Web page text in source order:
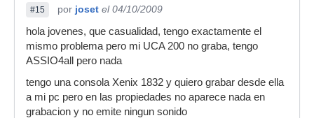
#15 por joset el 04/10/2009
hola jovenes, que casualidad, tengo exactamente el
mismo problema pero mi UCA 200 no graba, tengo
ASSIO4all pero nada
tengo una consola Xenix 1832 y quiero grabar desde ella
a mi pc pero en las propiedades no aparece nada en
grabacion y no emite ningun sonido